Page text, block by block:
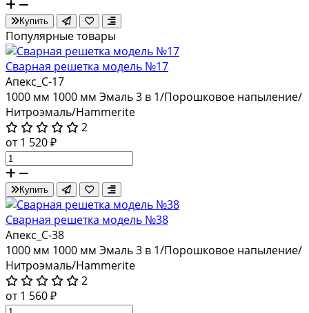
Купить
Популярные товары
Сварная решетка модель №17
Апекс_С-17
1000 мм 1000 мм Эмаль 3 в 1/Порошковое напыление/
Нитроэмаль/Hammerite
2
от 1 520 ₽
Купить
Сварная решетка модель №38
Апекс_С-38
1000 мм 1000 мм Эмаль 3 в 1/Порошковое напыление/
Нитроэмаль/Hammerite
2
от 1 560 ₽